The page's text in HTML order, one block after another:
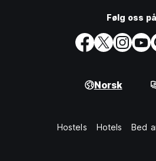
Følg oss på
Norsk
Hostels Hotels Bed